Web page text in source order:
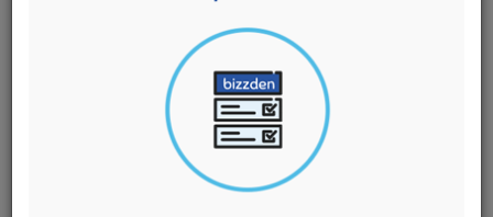
1 sonuç bulundu.
Moda Tasarım Kursusunan firmalar aşağıda
listelenmektedir.Moda Tasarım Kursuteklifi almak için
listeden seçim yapıp ya da "İlk 5 Firmadan Teklif İste"
kısmından toplu olarak teklif talebinizi firmalara
aktarabilirsiniz.